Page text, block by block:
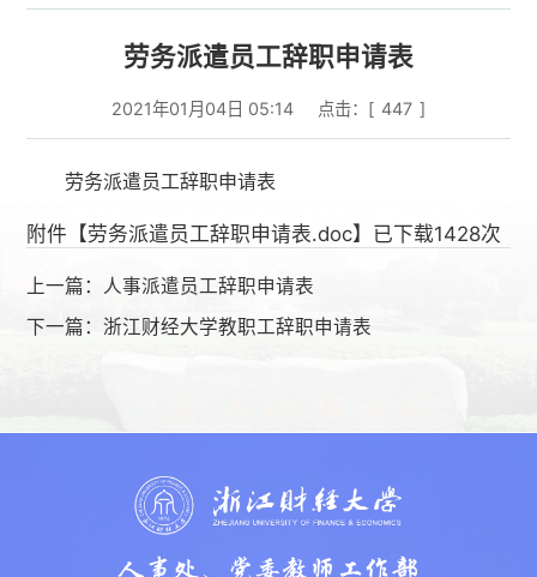
劳务派遣员工辞职申请表
2021年01月04日 05:14 点击：[ 447 ]
劳务派遣员工辞职申请表
附件【劳务派遣员工辞职申请表.doc】已下载1428次
上一篇： 人事派遣员工辞职申请表
下一篇：浙江财经大学教职工辞职申请表